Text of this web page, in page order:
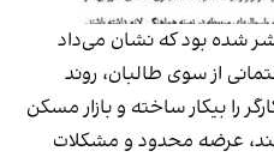
شده بود که نشان می‌داد
از سوی طالبان، روند
را بیکار ساخته و بازار مسکن
عرضه محدود و مشکلات